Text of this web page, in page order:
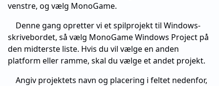
venstre, og vælg MonoGame.
Denne gang opretter vi et spilprojekt til Windows-
skrivebordet, så vælg MonoGame Windows Project på
den midterste liste. Hvis du vil vælge en anden
platform eller ramme, skal du vælge et andet projekt.
Angiv projektets navn og placering i feltet nedenfor,